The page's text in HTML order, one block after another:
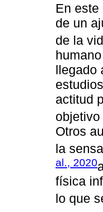
En
de un
de la
llegado
actitud
Otros
la
al., 2020
física
lo que